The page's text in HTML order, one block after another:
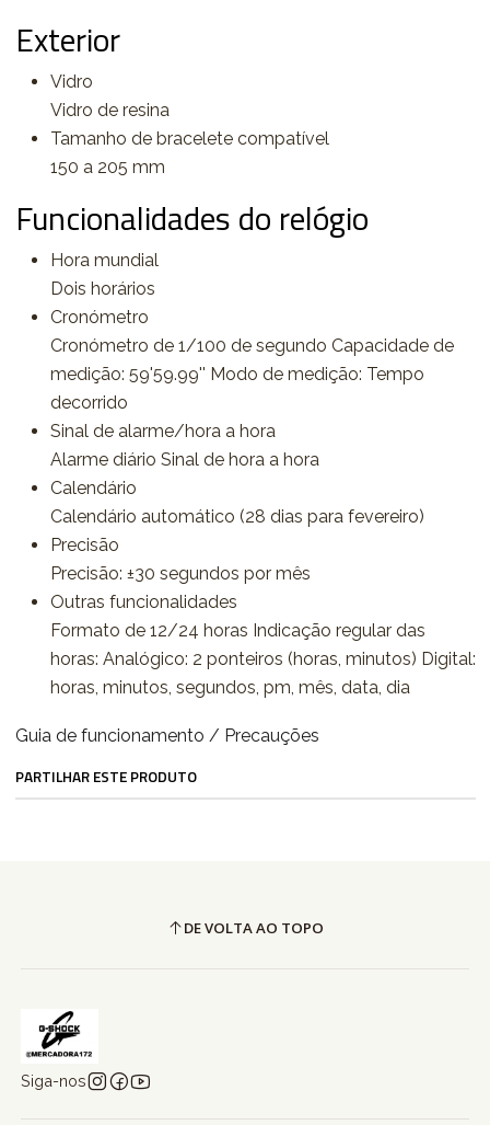
Exterior
Vidro
Vidro de resina
Tamanho de bracelete compatível
150 a 205 mm
Funcionalidades do relógio
Hora mundial
Dois horários
Cronómetro
Cronómetro de 1/100 de segundo Capacidade de
medição: 59'59.99'' Modo de medição: Tempo
decorrido
Sinal de alarme/hora a hora
Alarme diário Sinal de hora a hora
Calendário
Calendário automático (28 dias para fevereiro)
Precisão
Precisão: ±30 segundos por mês
Outras funcionalidades
Formato de 12/24 horas Indicação regular das
horas: Analógico: 2 ponteiros (horas, minutos) Digital:
horas, minutos, segundos, pm, mês, data, dia
Guia de funcionamento / Precauções
PARTILHAR ESTE PRODUTO
DE VOLTA AO TOPO
Siga-nos